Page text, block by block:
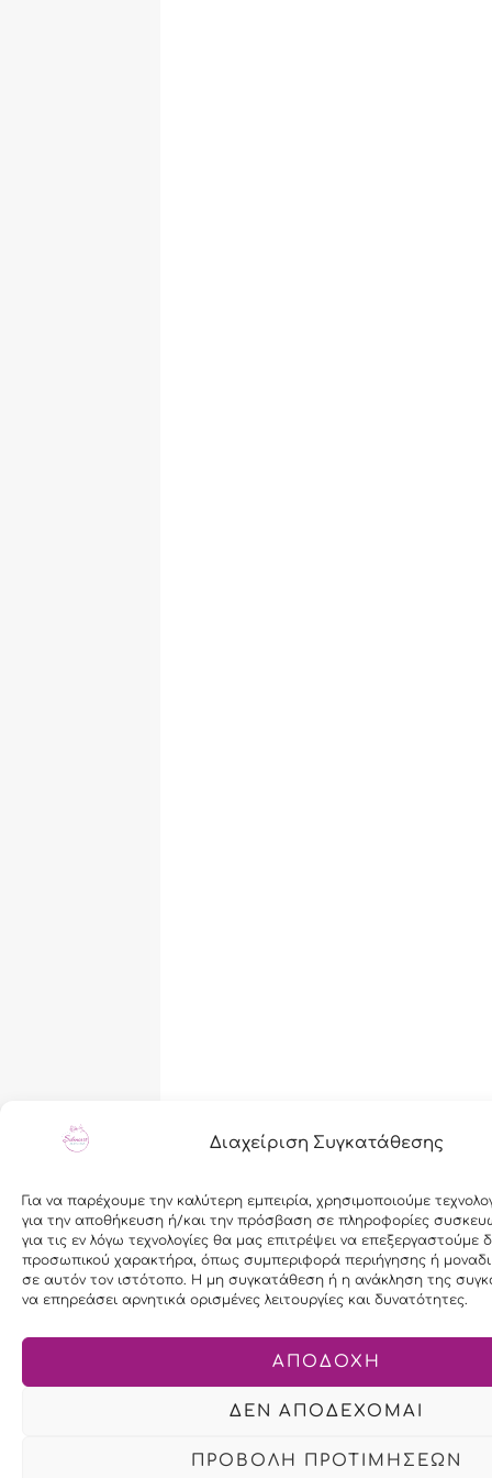
Διαχείριση Συγκατάθεσης
Για να παρέχουμε την καλύτερη εμπειρία, χρησιμοποιούμε
για την αποθήκευση ή/και την πρόσβαση σε πληροφορίες
για τις εν λόγω τεχνολογίες θα μας επιτρέψει να επεξεργαστούμε
προσωπικού χαρακτήρα, όπως συμπεριφορά περιήγησης ή
σε αυτόν τον ιστότοπο. Η μη συγκατάθεση ή η ανάκληση της
να επηρεάσει αρνητικά ορισμένες λειτουργίες και δυνατότητες.
ΑΠΟΔΟΧΗ
ΔΕΝ ΑΠΟΔΕΧΟΜΑΙ
ΠΡΟΒΟΛΗ ΠΡΟΤΙΜΗΣΕΩΝ